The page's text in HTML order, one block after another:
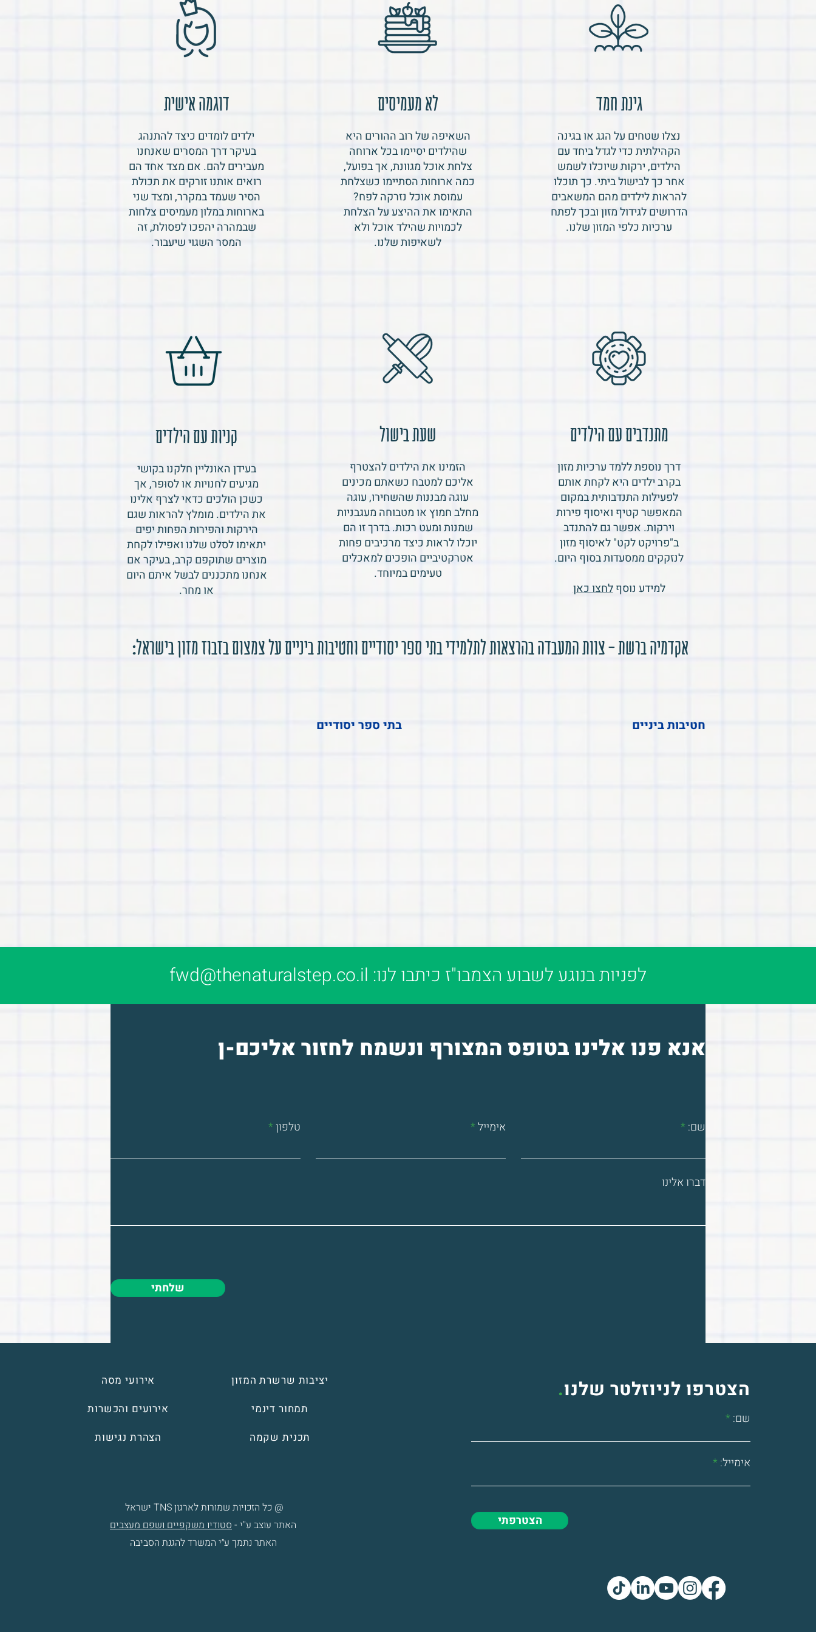
גינת חמד
נצלו שטחים על הגג או בגינה
הקהילתית כדי לגדל ביחד עם
הילדים, ירקות שיוכלו לשמש
אחר כך לבישול ביתי. כך תוכלו
להראות לילדים מהם המשאבים
הדרושים לגידול מזון ובכך לפתח
ערכיות כלפי המזון שלנו.
מתנדבים עם הילדים
דרך נוספת ללמד ערכיות מזון
בקרב ילדים היא לקחת אותם
לפעילות התנדבותית במקום
המאפשר קטיף ואיסוף פירות
וירקות. אפשר גם להתנדב
ב"פרויקט לקט" לאיסוף מזון
לנזקקים ממסעדות בסוף היום.
למידע נוסףלחצו כאן
לא מעמיסים
השאיפה של רוב ההורים היא
שהילדים יסיימו בכל ארוחה
צלחת אוכל מגוונת, אך בפועל,
כמה ארוחות הסתיימו כשצלחת
עמוסת אוכל נזרקה לפח?
התאימו את ההיצע על הצלחת
לכמויות שהילד אוכל ולא
לשאיפות שלנו.
שעת בישול
הזמינו את הילדים להצטרף
אליכם למטבח כשאתם מכינים
עוגה מבננות שהשחירו, עוגה
מחלב חמוץ או מטבוחה מעגבניות
שמנות ומעט רכות. בדרך זו הם
יוכלו לראות כיצד מרכיבים פחות
אטרקטיביים הופכים למאכלים
טעימים במיוחד.
דוגמה אישית
ילדים לומדים כיצד להתנהג
בעיקר דרך המסרים שאנחנו
מעבירים להם. אם מצד אחד הם
רואים אותנו זורקים את תכולת
הסיר שעמד במקרר, ומצד שני
בארוחות במלון מעמיסים צלחות
שבמהרה יהפכו לפסולת, זה
המסר השגוי שיעבור.
קניות עם הילדים
בעידן האונליין חלקנו בקושי
מגיעים לחנויות או לסוּפּר, אך
כשכן הולכים כדאי לצרף אלינו
את הילדים. מומלץ להראות שגם
הירקות והפירות הפחות יפים
יתאימו לסלט שלנו ואפילו לקחת
מוצרים שתוקפם קרב, בעיקר אם
אנחנו מתכננים לבשל איתם היום
או מחר.
אקדמיה ברשת - צוות המעבדה בהרצאות לתלמידי בתי ספר יסודיים וחטיבות ביניים על צמצום בזבוז מזון בישראל:
בתי ספר יסודיים חטיבות ביניים
לפניות בנוגע לשבוע הצמבו"ז כיתבו לנו: fwd@thenaturalstep.co.il
אנא פנו אלינו בטופס המצורף ונשמח לחזור אליכם-ן
טלפון אימייל שם:
דברו אלינו
שלחתי
אירועי מסה
אירועים והכשרות
הצהרת נגישות
יציבות שרשרת המזון
תמחור דינמי
תכנית שקמה
@ כל הזכויות שמורות לארגון TNS ישראל
האתר עוצב ע"י -סטודיו משקפיים ושפם מעצבים
האתר נתמך ע״י המשרד להגנת הסביבה
הצטרפו לניוזלטר שלנו.
שם:
אימייל:
הצטרפתי